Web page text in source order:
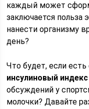
каждый может
заключается польза
нанести организму
день?
Что будет, если
инсулиновый
обсуждений у
молочки? Давайте